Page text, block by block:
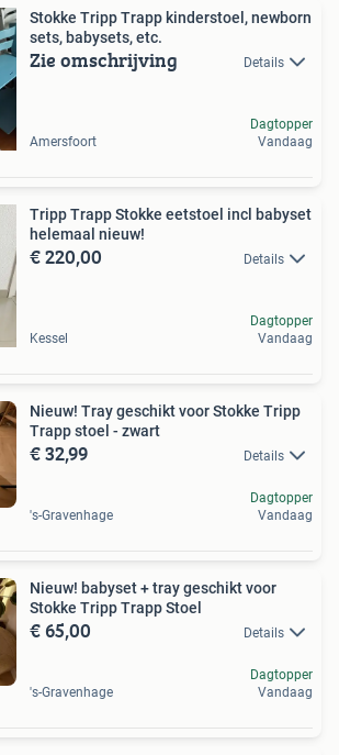
Stokke Tripp Trapp kinderstoel, newborn
sets, babysets, etc.
Zie omschrijving Details
Amersfoort
Dagtopper
Vandaag
Tripp Trapp Stokke eetstoel incl babyset
helemaal nieuw!
€ 220,00 Details
Kessel
Dagtopper
Vandaag
Nieuw! Tray geschikt voor Stokke Tripp
Trapp stoel - zwart
€ 32,99 Details
's-Gravenhage
Dagtopper
Vandaag
Nieuw! babyset + tray geschikt voor
Stokke Tripp Trapp Stoel
€ 65,00 Details
's-Gravenhage
Dagtopper
Vandaag